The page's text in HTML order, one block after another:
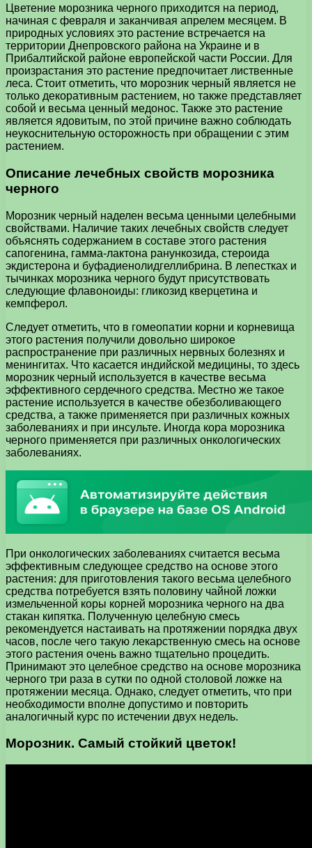
Цветение морозника черного приходится на период,
начиная с февраля и заканчивая апрелем месяцем. В
природных условиях это растение встречается на
территории Днепровского района на Украине и в
Прибалтийской районе европейской части России. Для
произрастания это растение предпочитает лиственные
леса. Стоит отметить, что морозник черный является не
только декоративным растением, но также представляет
собой и весьма ценный медонос. Также это растение
является ядовитым, по этой причине важно соблюдать
неукоснительную осторожность при обращении с этим
растением.
Описание лечебных свойств морозника
черного
Морозник черный наделен весьма ценными целебными
свойствами. Наличие таких лечебных свойств следует
объяснять содержанием в составе этого растения
сапогенина, гамма-лактона ранункозида, стероида
экдистерона и буфадиенолидгеллибрина. В лепестках и
тычинках морозника черного будут присутствовать
следующие флавоноиды: гликозид кверцетина и
кемпферол.
Следует отметить, что в гомеопатии корни и корневища
этого растения получили довольно широкое
распространение при различных нервных болезнях и
менингитах. Что касается индийской медицины, то здесь
морозник черный используется в качестве весьма
эффективного сердечного средства. Местно же такое
растение используется в качестве обезболивающего
средства, а также применяется при различных кожных
заболеваниях и при инсульте. Иногда кора морозника
черного применяется при различных онкологических
заболеваниях.
При онкологических заболеваниях считается весьма
эффективным следующее средство на основе этого
растения: для приготовления такого весьма целебного
средства потребуется взять половину чайной ложки
измельченной коры корней морозника черного на два
стакан кипятка. Полученную целебную смесь
рекомендуется настаивать на протяжении порядка двух
часов, после чего такую лекарственную смесь на основе
этого растения очень важно тщательно процедить.
Принимают это целебное средство на основе морозника
черного три раза в сутки по одной столовой ложке на
протяжении месяца. Однако, следует отметить, что при
необходимости вполне допустимо и повторить
аналогичный курс по истечении двух недель.
Морозник. Самый стойкий цветок!